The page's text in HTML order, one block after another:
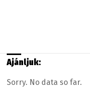
Ajánljuk:
Sorry. No data so far.